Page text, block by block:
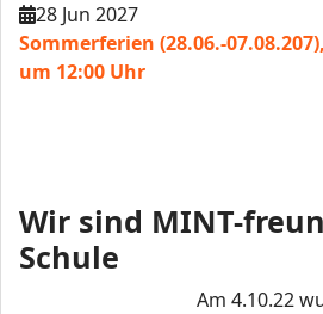
28 Jun 2027
Sommerferien (28.06.-
um 12:00 Uhr
Wir sind MINT-
Schule
Am 4.10.22